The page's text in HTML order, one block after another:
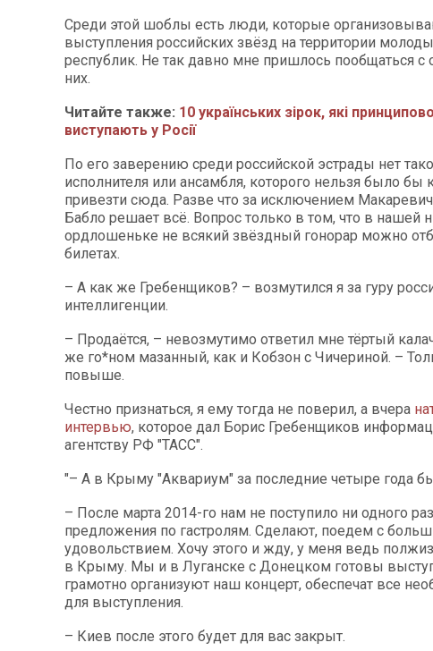
Среди этой шоблы есть люди, которые
выступления российских звёзд на территории
республик. Не так давно мне пришлось пообщаться с
них.
Читайте также: 10 українських зірок, які
виступають у Росії
По его заверению среди российской эстрады нет
исполнителя или ансамбля, которого нельзя было бы
привезти сюда. Разве что за исключением
Бабло решает всё. Вопрос только в том, что в нашей
ордлошеньке не всякий звёздный гонорар можно
билетах.
– А как же Гребенщиков? – возмутился я за гуру
интеллигенции.
– Продаётся, – невозмутимо ответил мне тёртый
же го*ном мазанный, как и Кобзон с Чичериной. –
повыше.
Честно признаться, я ему тогда не поверил, а вчера
интервью, которое дал Борис Гребенщиков
агентству РФ "ТАСС".
"– А в Крыму "Аквариум" за последние четыре года
– После марта 2014-го нам не поступило ни одного
предложения по гастролям. Сделают, поедем с
удовольствием. Хочу этого и жду, у меня ведь
в Крыму. Мы и в Луганске с Донецком готовы
грамотно организуют наш концерт, обеспечат все
для выступления.
– Киев после этого будет для вас закрыт.